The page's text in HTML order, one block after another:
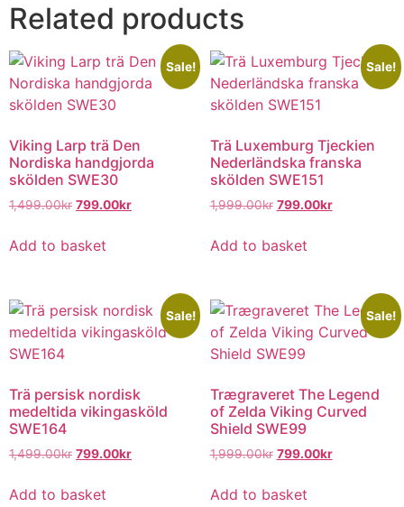
Related products
Sale!
Viking Larp trä Den
Nordiska handgjorda
skölden SWE30
1,499.00kr 799.00kr
Add to basket
Sale!
Trä Luxemburg Tjeckien
Nederländska franska
skölden SWE151
1,999.00kr 799.00kr
Add to basket
Sale!
Trä persisk nordisk
medeltida vikingasköld
SWE164
1,499.00kr 799.00kr
Add to basket
Sale!
Trægraveret The Legend
of Zelda Viking Curved
Shield SWE99
1,999.00kr 799.00kr
Add to basket